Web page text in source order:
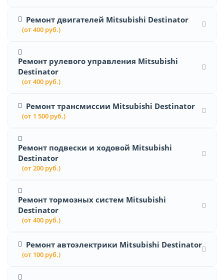
Ремонт двигателей Mitsubishi Destinator
(от 400 руб.)
Ремонт рулевого управления Mitsubishi
Destinator
(от 400 руб.)
Ремонт трансмиссии Mitsubishi Destinator
(от 1 500 руб.)
Ремонт подвески и ходовой Mitsubishi
Destinator
(от 200 руб.)
Ремонт тормозных систем Mitsubishi
Destinator
(от 400 руб.)
Ремонт автоэлектрики Mitsubishi Destinator
(от 100 руб.)